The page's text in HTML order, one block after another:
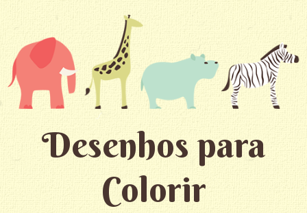
Desenhos para
Colorir